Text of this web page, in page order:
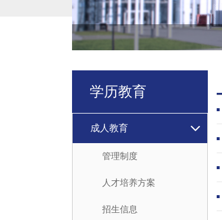
学历教育
成人教育
管理制度
人才培养方案
招生信息